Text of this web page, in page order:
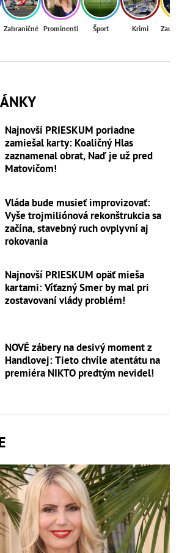
Zahraničné Prominenti Šport Krimi
Najnovší PRIESKUM poriadne
zamiešal karty: Koaličný Hlas
zaznamenal obrat, Naď je už pred
Matovičom!
Vláda bude musieť improvizovať:
Vyše trojmiliónová rekonštrukcia sa
začína, stavebný ruch ovplyvní aj
rokovania
Najnovší PRIESKUM opäť mieša
kartami: Víťazný Smer by mal pri
zostavovaní vlády problém!
NOVÉ zábery na desivý moment z
Handlovej: Tieto chvíle atentátu na
premiéra NIKTO predtým nevidel!